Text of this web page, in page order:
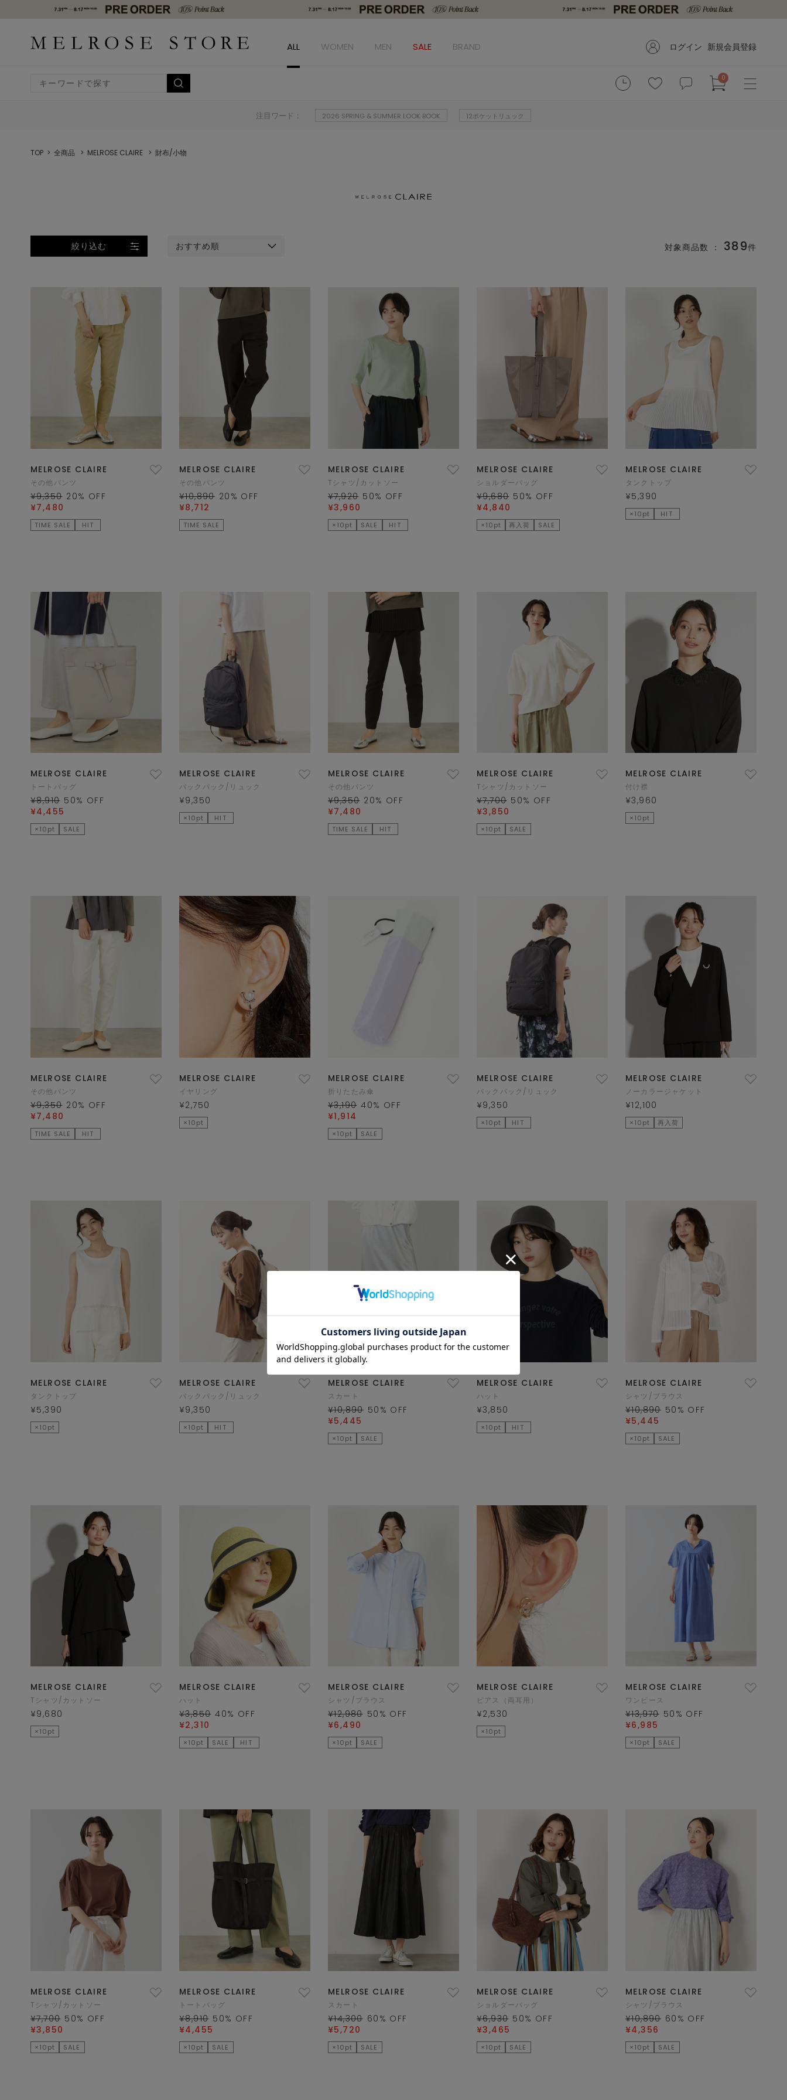
ALL WOMEN MEN SALE BRAND ログイン 新規会員登録
0
注目ワード： 2026 SPRING & SUMMER LOOK BOOK 12ポケットリュック
TOP 全商品 MELROSE CLAIRE 財布/小物
絞り込む おすすめ順 対象商品数 ： 389件
MELROSE CLAIRE
その他パンツ
¥9,350 20% OFF
¥7,480
TIME SALE HIT
MELROSE CLAIRE
その他パンツ
¥10,890 20 % OFF
¥8,712
TIME SALE
MELROSE CLAIRE
Tシャツ/カットソー
¥7,920 50% OFF
¥3,960
×10pt SALE HIT
MELROSE CLAIRE
ショルダーバッグ
¥9,680 50% OFF
¥4,840
×10pt 再入荷 SALE
MELROSE CLAIRE
タンクトップ
¥5,390
×10pt HIT
MELROSE CLAIRE
トートバッグ
¥8,910 50% OFF
¥4,455
×10pt SALE
MELROSE CLAIRE
バックパック/リュック
¥9,350
×10pt HIT
MELROSE CLAIRE
その他パンツ
¥9,350 20% OFF
¥7,480
TIME SALE HIT
MELROSE CLAIRE
Tシャツ/カットソー
¥7,700 50% OFF
¥3,850
×10pt SALE
MELROSE CLAIRE
付け襟
¥3,960
×10pt
MELROSE CLAIRE
その他パンツ
¥9,350 20% OFF
¥7,480
TIME SALE HIT
MELROSE CLAIRE
イヤリング
¥2,750
×10pt
MELROSE CLAIRE
折りたたみ傘
¥3,190 40% OFF
¥1,914
×10pt SALE
MELROSE CLAIRE
バックパック/リュック
¥9,350
×10pt HIT
MELROSE CLAIRE
ノーカラージャケット
¥12,100
×10pt 再入荷
MELROSE CLAIRE
タンクトップ
¥5,390
×10pt
MELROSE CLAIRE
バックパック/リュック
¥9,350
×10pt HIT
MELROSE CLAIRE
スカート
¥10,890 50 % OFF
¥5,445
×10pt SALE
MELROSE CLAIRE
ハット
¥3,850
×10pt HIT
MELROSE CLAIRE
シャツ/ブラウス
¥10,890 50 % OFF
¥5,445
×10pt SALE
MELROSE CLAIRE
Tシャツ/カットソー
¥9,680
×10pt
MELROSE CLAIRE
ハット
¥3,850 40% OFF
¥2,310
×10pt SALE HIT
MELROSE CLAIRE
シャツ/ブラウス
¥12,980 50 % OFF
¥6,490
×10pt SALE
MELROSE CLAIRE
ピアス（両耳用）
¥2,530
×10pt
MELROSE CLAIRE
ワンピース
¥13,970 50 % OFF
¥6,985
×10pt SALE
MELROSE CLAIRE
Tシャツ/カットソー
¥7,700 50% OFF
¥3,850
×10pt SALE
MELROSE CLAIRE
トートバッグ
¥8,910 50% OFF
¥4,455
×10pt SALE
MELROSE CLAIRE
スカート
¥14,300 60 % OFF
¥5,720
×10pt SALE
MELROSE CLAIRE
ショルダーバッグ
¥6,930 50% OFF
¥3,465
×10pt SALE
MELROSE CLAIRE
シャツ/ブラウス
¥10,890 60 % OFF
¥4,356
×10pt SALE